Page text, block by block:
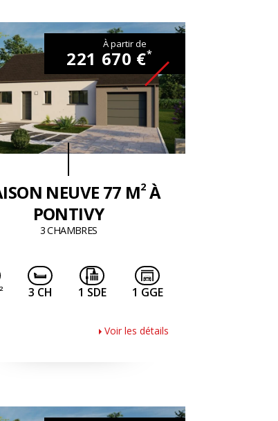
NEUVE 77 M2À
PONTIVY
3 CHAMBRES
À partir de
221 670 €*
2 3 CH 1 SDE 1 GGE
Voir les détails